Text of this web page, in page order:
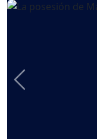
Previous